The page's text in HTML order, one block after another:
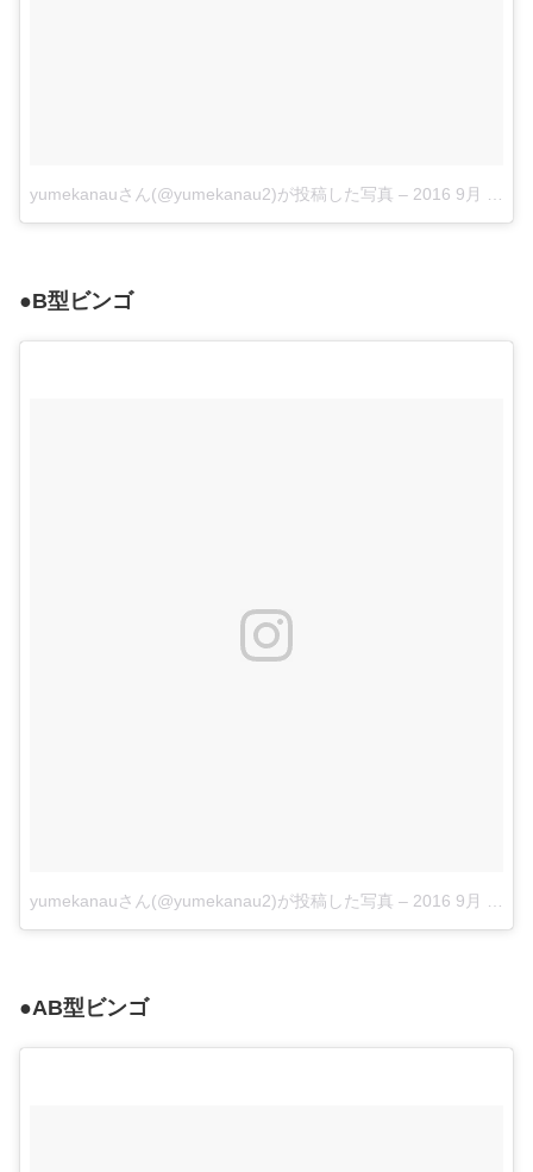
yumekanauさん(@yumekanau2)が投稿した写真 – 2016 9月 11 5:23午前 PDT
●B型ビンゴ
yumekanauさん(@yumekanau2)が投稿した写真 – 2016 9月 11 5:50午前 PDT
●AB型ビンゴ